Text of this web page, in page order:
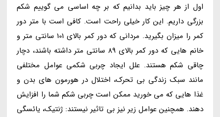
اول از هر چیز باید بدانیم که بر چه اساسی می گوییم شکم
بزرگی داریم. این کار خیلی راحت است. کافی است با متر دور
کمر را میزان بگیرید. مردانی که دور کمر بالای 101 سانتی متر و
خانم هایی که دور کمر بالای 89 سانتی متر داشته باشند، دچار
چاقی شکم هستند. علل ایجاد چربی شکمی عوامل مختلفی
مانند سبک زندگی بی تحرک، اختلال در هورمون های بدن و
غذا هایی که می خورید ممکن است چربی شکم شما را افزایش
دهند. همچنین عوامل زیر نیز بی تاثیر نیستند: ژنتیک، یائسگی